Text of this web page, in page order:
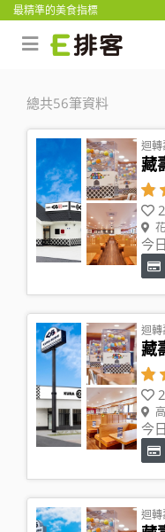
最精準的美食指標
總共56筆資料
迴轉
藏
今
迴轉
藏
今
迴轉